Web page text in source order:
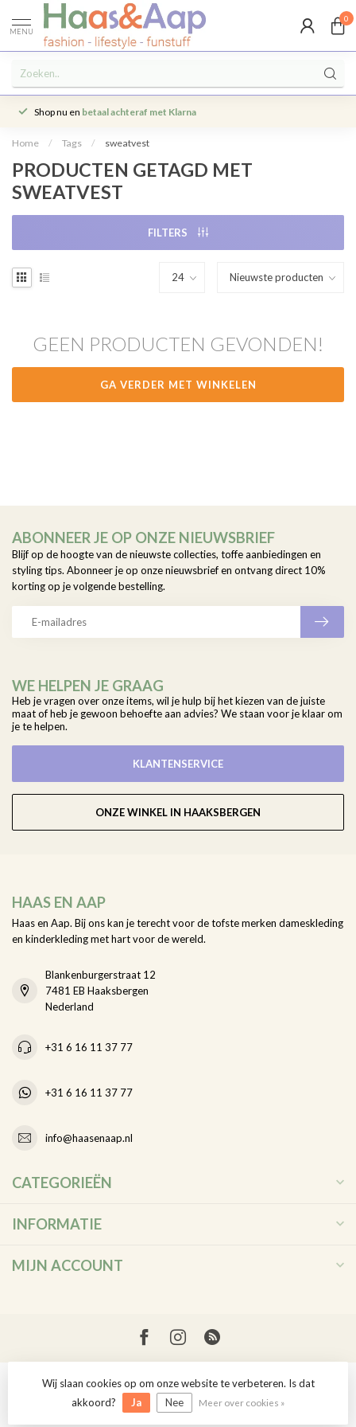
MENU
0
Shop nu en betaal achteraf met Klarna
Home / Tags / sweatvest
PRODUCTEN GETAGD MET
SWEATVEST
FILTERS
GEEN PRODUCTEN GEVONDEN!
GA VERDER MET WINKELEN
WE HELPEN JE GRAAG
Heb je vragen over onze items, wil je hulp bij het kiezen van de juiste
maat of heb je gewoon behoefte aan advies? We staan voor je klaar om
je te helpen.
KLANTENSERVICE
ONZE WINKEL IN HAAKSBERGEN
ABONNEER JE OP ONZE NIEUWSBRIEF
Blijf op de hoogte van de nieuwste collecties, toffe aanbiedingen en
styling tips. Abonneer je op onze nieuwsbrief en ontvang direct 10%
korting op je volgende bestelling.
HAAS EN AAP
Haas en Aap. Bij ons kan je terecht voor de tofste merken dameskleding
en kinderkleding met hart voor de wereld.
Blankenburgerstraat 12
7481 EB Haaksbergen
Nederland
+31 6 16 11 37 77
+31 6 16 11 37 77
info@haasenaap.nl
CATEGORIEËN
INFORMATIE
MIJN ACCOUNT
© Copyright 2026 Haas en Aap
Wij slaan cookies op om onze website te verbeteren. Is dat
akkoord?
Ja Nee Meer over cookies »